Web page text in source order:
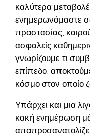
καλύτερα
ενημερωνόμαστε
προστασίας,
ασφαλείς
γνωρίζουμε τι
επίπεδο,
κόσμο στον οποίο
Υπάρχει και μια
κακή ενημέρωση